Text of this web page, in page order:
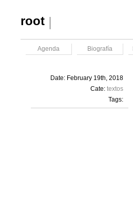
root
Agenda Biografía
Date: February 19th, 2018
Cate: textos
Tags: